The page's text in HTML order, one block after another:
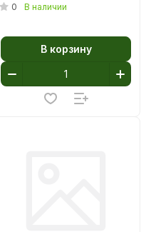
0 В наличии
В корзину